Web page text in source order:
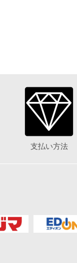
支払い方法